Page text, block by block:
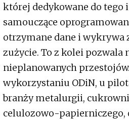
której dedykowane do tego
samouczące
otrzymane dane i wykrywa
zużycie. To z kolei pozwala
nieplanowanych
wykorzystaniu ODiN, u
branży metalurgii,
celulozowo-papierniczego,